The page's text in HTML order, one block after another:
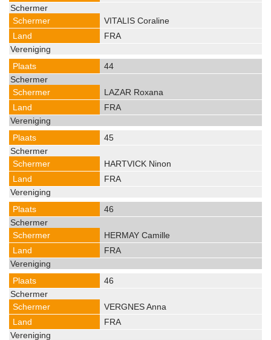
VITALIS Coraline
FRA
44
LAZAR Roxana
FRA
45
HARTVICK Ninon
FRA
46
HERMAY Camille
FRA
46
VERGNES Anna
FRA